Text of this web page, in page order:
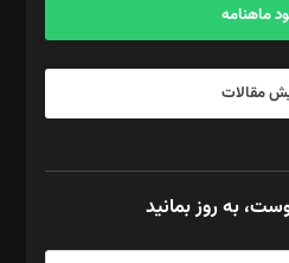
ماهنامه
مقالات
به روز بمانید